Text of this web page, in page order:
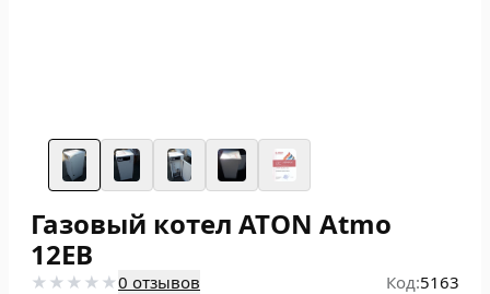
Газовый котел ATON Atmo
12ЕВ
0 отзывов Код:5163